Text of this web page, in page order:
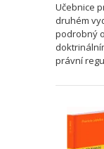
Učebnice
druhém
podrobný
právní